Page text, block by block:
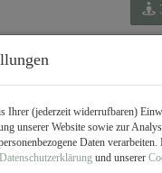
3-Zimmer-
Lochau!
bei Immobilien Sohm –
Ihrer (jederzeit widerrufbaren)
unserer Website sowie zur
Daten
Datenschutzerklärung und unserer